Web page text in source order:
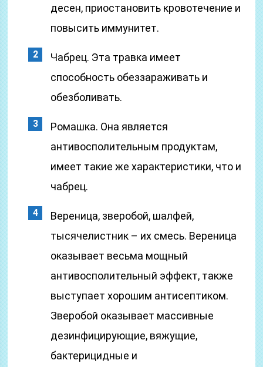
десен, приостановить кровотечение и
повысить иммунитет.
Чабрец. Эта травка имеет
способность обеззараживать и
обезболивать.
Ромашка. Она является
антивосполительным продуктам,
имеет такие же характеристики, что и
чабрец.
Вереница, зверобой, шалфей,
тысячелистник – их смесь. Вереница
оказывает весьма мощный
антивосполительный эффект, также
выступает хорошим антисептиком.
Зверобой оказывает массивные
дезинфицирующие, вяжущие,
бактерицидные и